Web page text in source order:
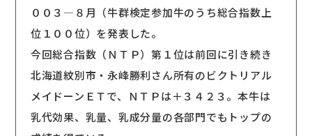
００３―８月（牛群検定参加牛のうち総合指数上
位１００位）を発表した。
今回総合指数（ＮＴＰ）第１位は前回に引き続き
北海道紋別市・永峰勝利さん所有のビクトリアル
メイドーンＥＴで、ＮＴＰは＋３４２３。本牛は
乳代効果、乳量、乳成分量の各部門でもトップの